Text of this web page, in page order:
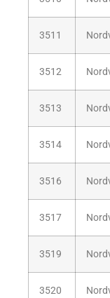
3511
3512
3513
3514
3516
3517
3519
3520